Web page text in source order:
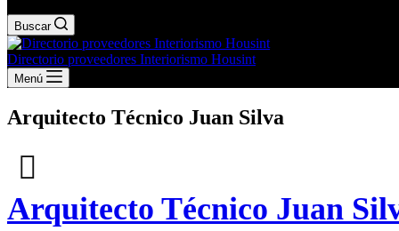
Buscar
Directorio proveedores Interiorismo Housint
Menú
Arquitecto Técnico Juan Silva
Arquitecto Técnico Juan